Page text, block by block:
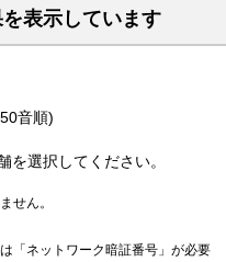
表示しています
音順)
を選択してください。
せん。
「ネットワーク暗証番号」が必要